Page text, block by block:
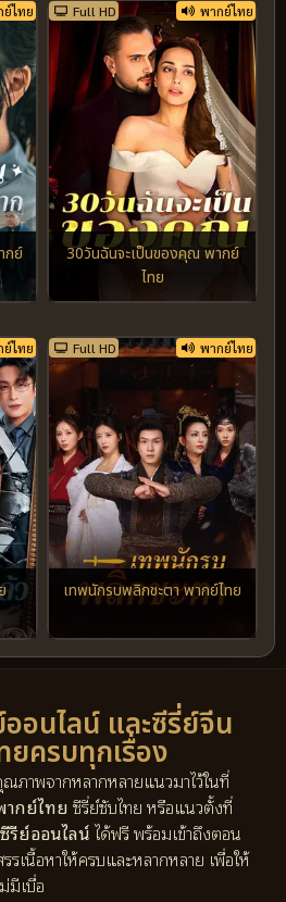
ไทย
กย์
Full HD พากย์ไทย
30วันฉันจะเป็นของคุณ พากย์
ไทย
ไทย Full HD พากย์ไทย
เทพนักรบพลิกชะตา พากย์ไทย
อนไลน์ และซีรี่ย์จีน
ยครบทุกเรื่อง
ภาพจากหลากหลายแนวมาไว้ในที่
กย์ไทยซีรี่ย์ซับไทย หรือแนวตั้งที่
รีย์ออนไลน์ได้ฟรี พร้อมเข้าถึงตอน
รเนื้อหาให้ครบและหลากหลาย เพื่อให้
มีเบื่อ